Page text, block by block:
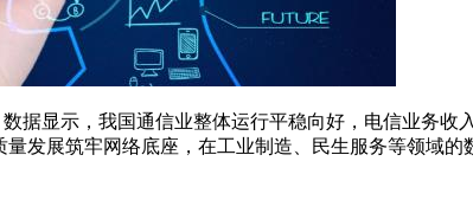
显示，我国通信业整体运行平稳向好，电信业务收
发展筑牢网络底座，在工业制造、民生服务等领域的